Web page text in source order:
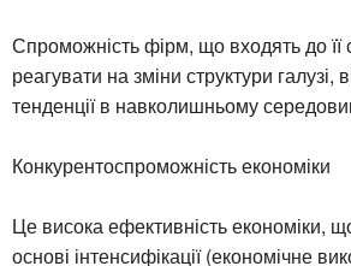
Спроможність фірм, що входять до
реагувати на зміни структури галузі,
тенденції в навколишньому
Конкурентоспроможність економіки
Це висока ефективність економіки,
основі інтенсифікації (економічне